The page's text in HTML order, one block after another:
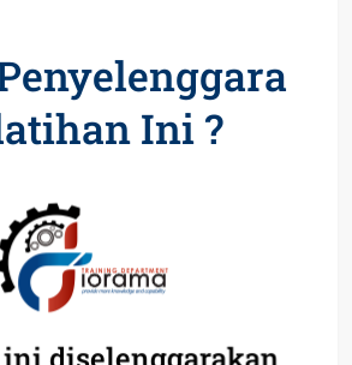
Ini ?